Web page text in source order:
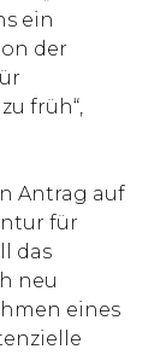
ein
der
früh“,
Antrag auf
für
das
neu
eines